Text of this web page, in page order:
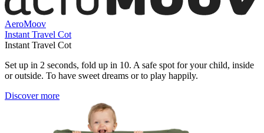
AeroMoov
Instant Travel Cot
Instant Travel Cot
Set up in 2 seconds, fold up in 10. A safe spot for your child, inside
or outside. To have sweet dreams or to play happily.
Discover more